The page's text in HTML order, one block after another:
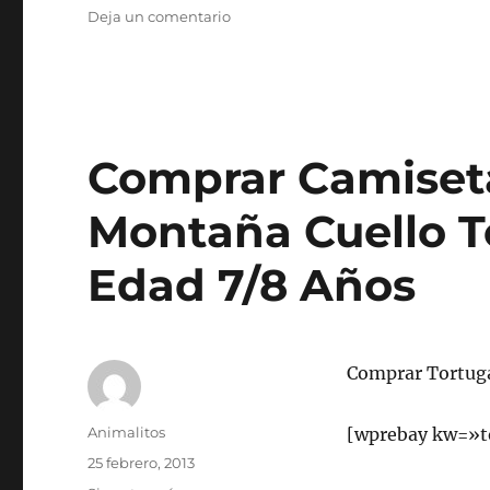
Deja un comentarioen
Blusas
Chaqueta
Larga
Tops
Mujer
Ropa
Comprar
Montaña Cuello
Edad 7/8 Años
Comprar
[wprebay
Autor
Animalitos
Publicado
el
25 febrero, 2013